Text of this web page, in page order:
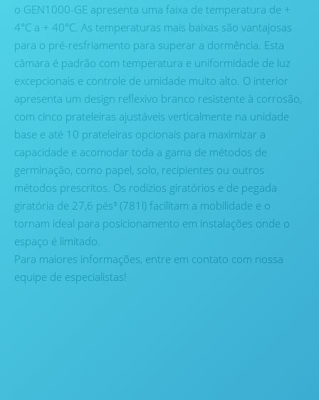
o GEN1000-GE apresenta uma faixa de temperatura de +
4°C a + 40°C. As temperaturas mais baixas são vantajosas
para o pré-resfriamento para superar a dormência. Esta
câmara é padrão com temperatura e uniformidade de luz
excepcionais e controle de umidade muito alto. O interior
apresenta um design reflexivo branco resistente à corrosão,
com cinco prateleiras ajustáveis ​​verticalmente na unidade
base e até 10 prateleiras opcionais para maximizar a
capacidade e acomodar toda a gama de métodos de
germinação, como papel, solo, recipientes ou outros
métodos prescritos. Os rodízios giratórios e de pegada
giratória de 27,6 pés³ (781l) facilitam a mobilidade e o
tornam ideal para posicionamento em instalações onde o
espaço é limitado.
Para maiores informações, entre em contato com nossa
equipe de especialistas!